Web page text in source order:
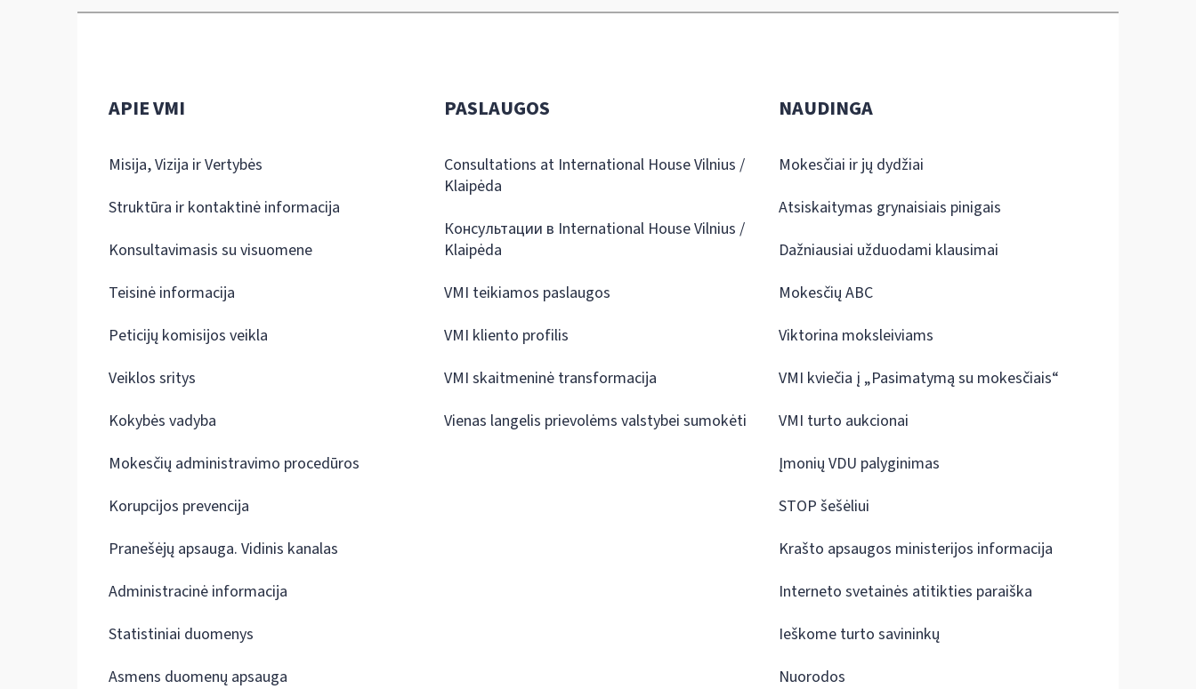
APIE VMI
Misija, Vizija ir Vertybės
Struktūra ir kontaktinė informacija
Konsultavimasis su visuomene
Teisinė informacija
Peticijų komisijos veikla
Veiklos sritys
Kokybės vadyba
Mokesčių administravimo procedūros
Korupcijos prevencija
Pranešėjų apsauga. Vidinis kanalas
Administracinė informacija
Statistiniai duomenys
Asmens duomenų apsauga
PASLAUGOS
Consultations at International House Vilnius /
Klaipėda
Консультации в International House Vilnius /
Klaipėda
VMI teikiamos paslaugos
VMI kliento profilis
VMI skaitmeninė transformacija
Vienas langelis prievolėms valstybei sumokėti
NAUDINGA
Mokesčiai ir jų dydžiai
Atsiskaitymas grynaisiais pinigais
Dažniausiai užduodami klausimai
Mokesčių ABC
Viktorina moksleiviams
VMI kviečia į „Pasimatymą su mokesčiais“
VMI turto aukcionai
Įmonių VDU palyginimas
STOP šešėliui
Krašto apsaugos ministerijos informacija
Interneto svetainės atitikties paraiška
Ieškome turto savininkų
Nuorodos